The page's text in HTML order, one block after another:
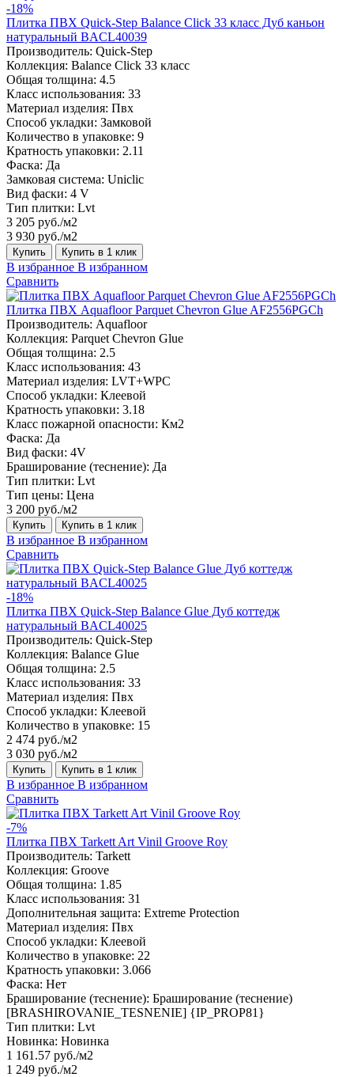
-18%
Плитка ПВХ Quick-Step Balance Click 33 класс Дуб каньон
натуральный BACL40039
Производитель: Quick-Step
Коллекция: Balance Click 33 класс
Общая толщина: 4.5
Класс использования: 33
Материал изделия: Пвх
Способ укладки: Замковой
Количество в упаковке: 9
Кратность упаковки: 2.11
Фаска: Да
Замковая система: Uniclic
Вид фаски: 4 V
Тип плитки: Lvt
3 205 руб./м2
3 930 руб./м2
Купить Купить в 1 клик
В избранное В избранном
Сравнить
Плитка ПВХ Aquafloor Parquet Chevron Glue AF2556PGCh
Производитель: Aquafloor
Коллекция: Parquet Chevron Glue
Общая толщина: 2.5
Класс использования: 43
Материал изделия: LVT+WPC
Способ укладки: Клеевой
Кратность упаковки: 3.18
Класс пожарной опасности: Км2
Фаска: Да
Вид фаски: 4V
Браширование (теснение): Да
Тип плитки: Lvt
Тип цены: Цена
3 200 руб./м2
Купить Купить в 1 клик
В избранное В избранном
Сравнить
-18%
Плитка ПВХ Quick-Step Balance Glue Дуб коттедж
натуральный BACL40025
Производитель: Quick-Step
Коллекция: Balance Glue
Общая толщина: 2.5
Класс использования: 33
Материал изделия: Пвх
Способ укладки: Клеевой
Количество в упаковке: 15
2 474 руб./м2
3 030 руб./м2
Купить Купить в 1 клик
В избранное В избранном
Сравнить
-7%
Плитка ПВХ Tarkett Art Vinil Groove Roy
Производитель: Tarkett
Коллекция: Groove
Общая толщина: 1.85
Класс использования: 31
Дополнительная защита: Extreme Protection
Материал изделия: Пвх
Способ укладки: Клеевой
Количество в упаковке: 22
Кратность упаковки: 3.066
Фаска: Нет
Браширование (теснение): Браширование (теснение)
[BRASHIROVANIE_TESNENIE] {IP_PROP81}
Тип плитки: Lvt
Новинка: Новинка
1 161.57 руб./м2
1 249 руб./м2